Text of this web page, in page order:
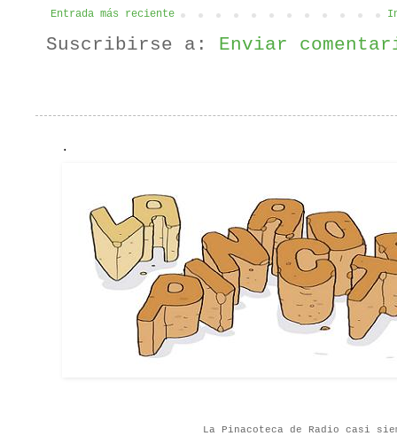
Entrada más reciente
Suscribirse a: Enviar
.
La Pinacoteca de Radio casi